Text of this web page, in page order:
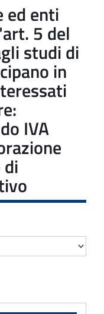
ed enti
5 del
studi di
in
IVA